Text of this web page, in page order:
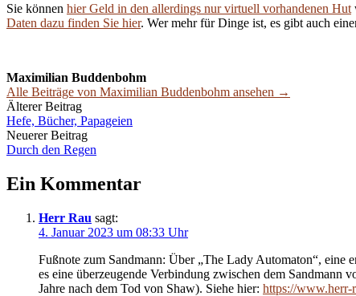
Sie können hier Geld in den allerdings nur virtuell vorhandenen Hut
Daten dazu finden Sie hier. Wer mehr für Dinge ist, es gibt auch
Maximilian Buddenbohm
Alle Beiträge von Maximilian Buddenbohm ansehen →
Beitrags-
Navigation
Älterer Beitrag
Hefe, Bücher, Papageien
Neuerer Beitrag
Durch den Regen
Ein Kommentar
Herr Rau sagt:
4. Januar 2023 um 08:33 Uhr
Fußnote zum Sandmann: Über „The Lady Automaton“, eine
es eine überzeugende Verbindung zwischen dem
Jahre nach dem Tod von Shaw). Siehe hier: https://www.herr-